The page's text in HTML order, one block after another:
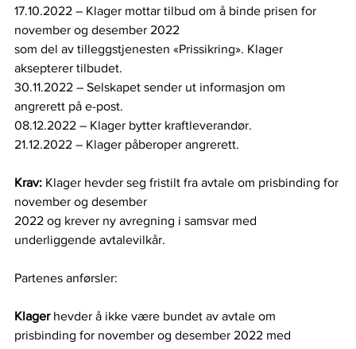
17.10.2022 – Klager mottar tilbud om å binde prisen for
november og desember 2022
som del av tilleggstjenesten «Prissikring». Klager
aksepterer tilbudet.
30.11.2022 – Selskapet sender ut informasjon om
angrerett på e-post.
08.12.2022 – Klager bytter kraftleverandør.
21.12.2022 – Klager påberoper angrerett.
Krav: Klager hevder seg fristilt fra avtale om prisbinding for
november og desember
2022 og krever ny avregning i samsvar med
underliggende avtalevilkår.
Partenes anførsler:
Klager hevder å ikke være bundet av avtale om
prisbinding for november og desember 2022 med